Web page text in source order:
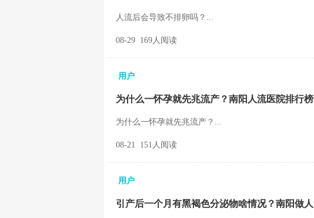
人流后会导致不排卵吗？...
08-29 169人阅读
用户
为什么一怀孕就先兆流产？南阳人流医院排行榜
为什么一怀孕就先兆流产？...
08-21 151人阅读
用户
引产后一个月有黑褐色分泌物啥情况？南阳做人